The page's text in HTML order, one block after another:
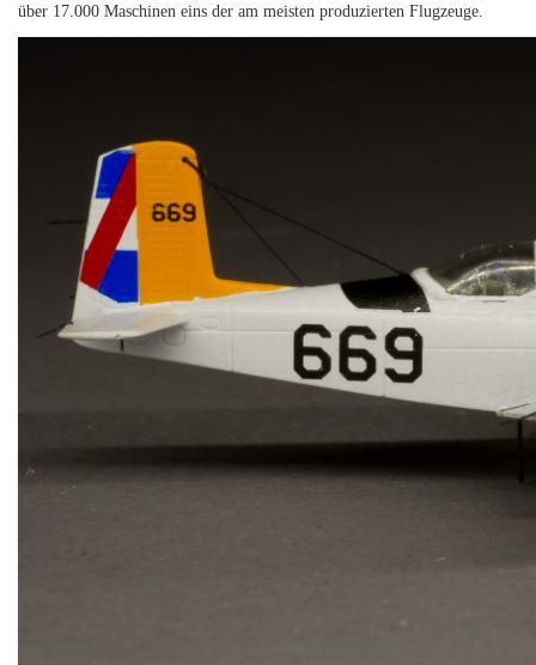
über 17.000 Maschinen eins der am meisten produzierten Flugzeuge.